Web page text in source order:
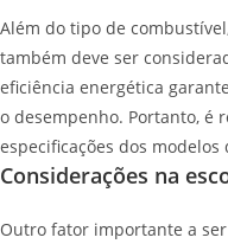
Além do tipo de
também deve ser
eficiência energética
o desempenho. Portanto, é
especificações dos
Considerações na
Outro fator importante a